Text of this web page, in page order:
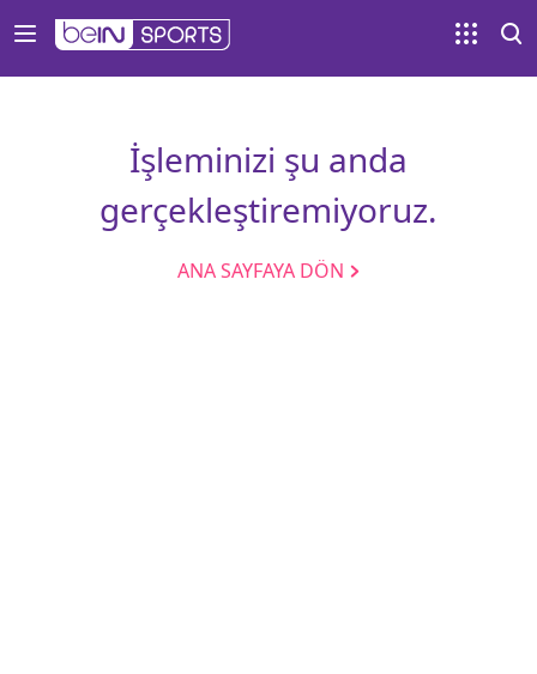
İşleminizi şu anda
gerçekleştiremiyoruz.
ANA SAYFAYA DÖN